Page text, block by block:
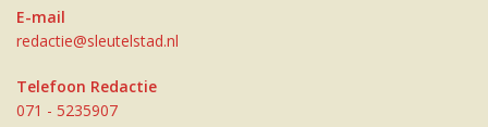
E-mail
redactie@sleutelstad.nl
Telefoon Redactie
071 - 5235907